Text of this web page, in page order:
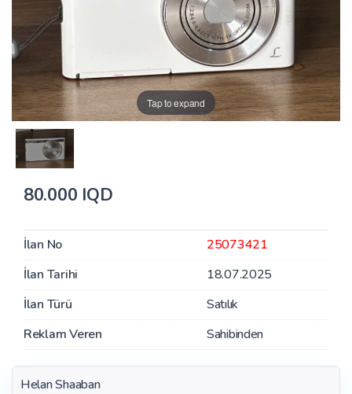
Tap to expand
80.000 IQD
İlan No
25073421
İlan Tarihi
18.07.2025
İlan Türü
Satılık
Reklam Veren
Sahibinden
Helan Shaaban